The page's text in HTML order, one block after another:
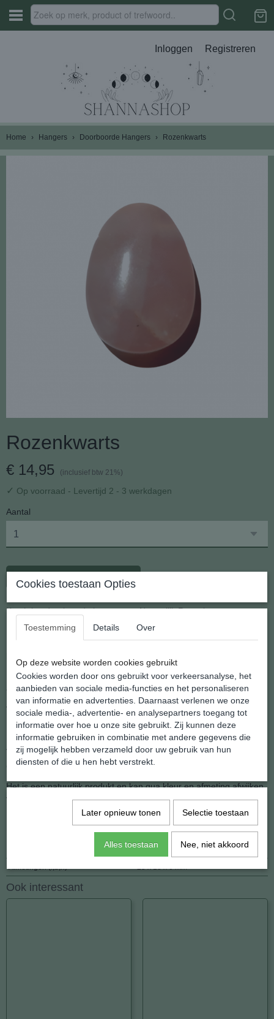
Inloggen Registreren
Home › Hangers › Doorboorde Hangers › Rozenkwarts
Rozenkwarts
€ 14,95 (inclusief btw 21%)
✓ Op voorraad - Levertijd 2 - 3 werkdagen
Aantal
Krachtige doorboorde hanger van Natuurlijk Rozenkwarts
Door het aan de zijkant ingeboorde gaatje wordt een koordje
aangebracht waardoor het prachtig
vlak op de borst gedrgen kan worden.
Natuurlijk leveren wij dat koord standaard bij.
Afmeting hanger: 18 x 25 mm.
Gewicht: 7 gram.
Het is een natuurlijk produkt en kan qua kleur en afmeting afwijken
van de foto.
Specificaties
7,00 g
Afmetingen (l,b,h) 25 x 18 x 0 mm
Ook interessant
Cookies toestaan Opties
Toestemming Details Over
Op deze website worden cookies gebruikt
Cookies worden door ons gebruikt voor verkeersanalyse, het
aanbieden van sociale media-functies en het personaliseren
van informatie en advertenties. Daarnaast verlenen we onze
sociale media-, advertentie- en analysepartners toegang tot
informatie over hoe u onze site gebruikt. Zij kunnen deze
informatie gebruiken in combinatie met andere gegevens die
zij mogelijk hebben verzameld door uw gebruik van hun
diensten of die u hen hebt verstrekt.
Later opnieuw tonen Selectie toestaan
Alles toestaan Nee, niet akkoord